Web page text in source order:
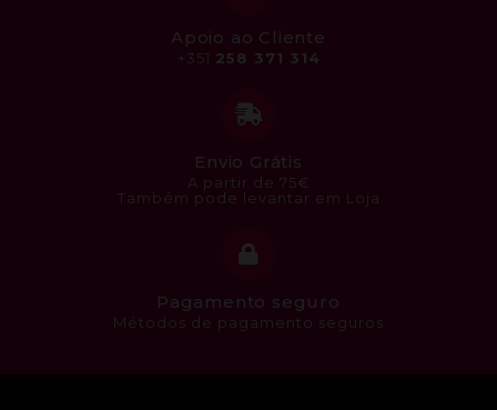
Apoio ao Cliente
+351 258 371 314
Envio Grátis
A partir de 75€
Também pode levantar em Loja
Pagamento seguro
Métodos de pagamento seguros